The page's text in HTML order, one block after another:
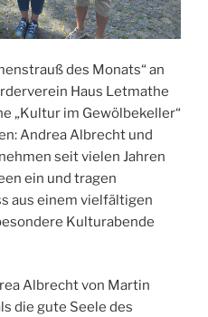
des Monats“ an
Haus Letmathe
„Kultur im Gewölbekeller“
Andrea Albrecht und
seit vielen Jahren
ein und tragen
aus einem vielfältigen
Kulturabende
Albrecht von Martin
die gute Seele des